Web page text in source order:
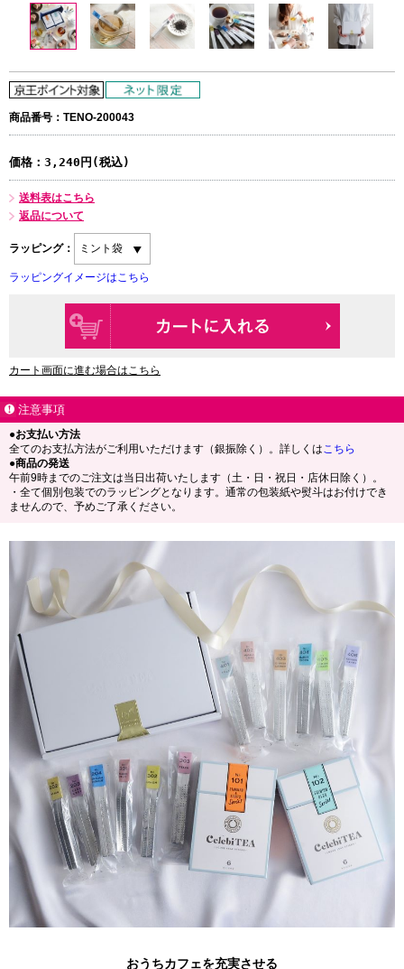
商品番号：TENO-200043
価格： 3,240円(税込)
送料表はこちら
返品について
ラッピング：
ラッピングイメージはこちら
カート画面に進む場合はこちら
注意事項
●お支払い方法
全てのお支払方法がご利用いただけます（銀振除く）。詳しくはこちら
●商品の発送
午前9時までのご注文は当日出荷いたします（土・日・祝日・店休日除く）。
・全て個別包装でのラッピングとなります。通常の包装紙や熨斗はお付けでき
ませんので、予めご了承ください。
おうちカフェを充実させる